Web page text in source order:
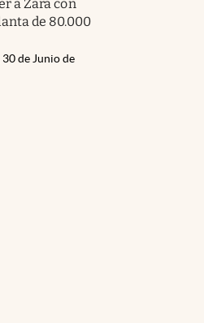
a Zara con
de 80.000
30 de Junio de